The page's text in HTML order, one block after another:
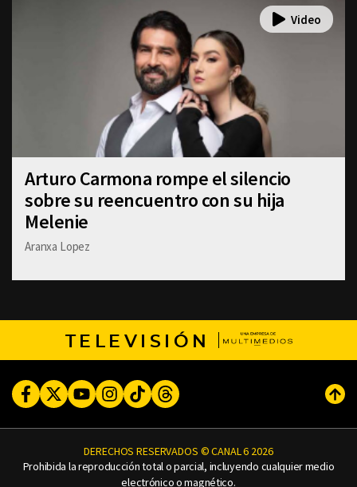
Arturo Carmona rompe el silencio
sobre su reencuentro con su hija
Melenie
Aranxa Lopez
TELEVISIÓN
FacebookTwitterYoutubeInstagram
TikTokThreads
DERECHOS RESERVADOS © CANAL 6 2026
Prohibida la reproducción total o parcial, incluyendo cualquier medio
electrónico o magnético.